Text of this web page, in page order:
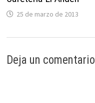
25 de marzo de 2013
Deja un comentario